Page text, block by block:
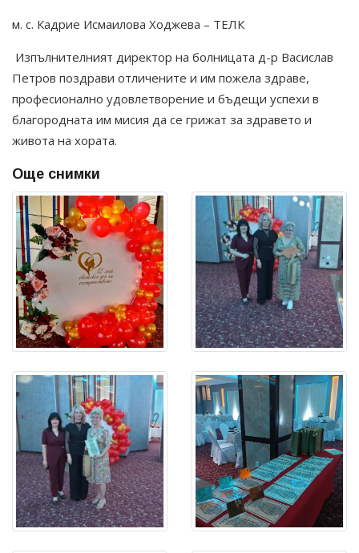
м. с. Кадрие Исмаилова Ходжева – ТЕЛК
Изпълнителният директор на болницата д-р Васислав
Петров поздрави отличените и им пожела здраве,
професионално удовлетворение и бъдещи успехи в
благородната им мисия да се грижат за здравето и
живота на хората.
Още снимки